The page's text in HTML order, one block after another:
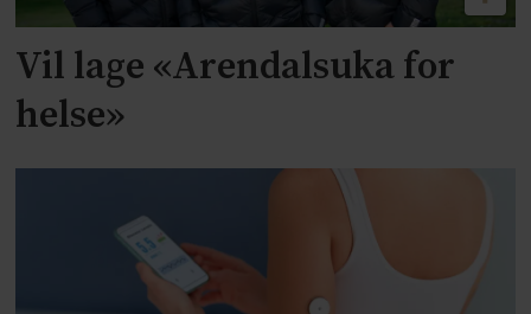
Vil lage «Arendalsuka for
helse»